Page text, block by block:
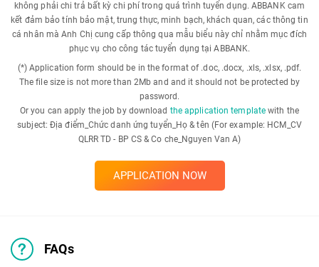
không phải chi trả bất kỳ chi phí trong quá trình tuyển dụng. ABBANK cam
kết đảm bảo tính bảo mật, trung thực, minh bạch, khách quan, các thông tin
cá nhân mà Anh Chị cung cấp thông qua mẫu biểu này chỉ nhằm mục đích
phục vụ cho công tác tuyển dụng tại ABBANK.
(*) Application form should be in the format of .doc, .docx, .xls, .xlsx, .pdf.
The file size is not more than 2Mb and and it should not be protected by
password.
Or you can apply the job by download the application template with the
subject: Địa điểm_Chức danh ứng tuyển_Họ & tên (For example: HCM_CV
QLRR TD - BP CS & Co che_Nguyen Van A)
APPLICATION NOW
FAQs